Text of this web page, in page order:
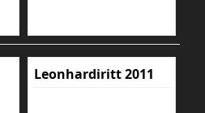
Leonhardiritt 2011